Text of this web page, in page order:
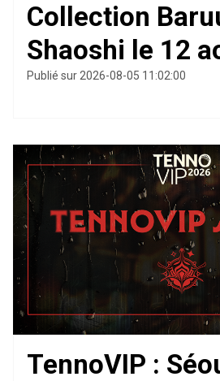
Collection
Shaoshi le 12
Publié sur 2026-08-05 11:02:00
TennoVIP :